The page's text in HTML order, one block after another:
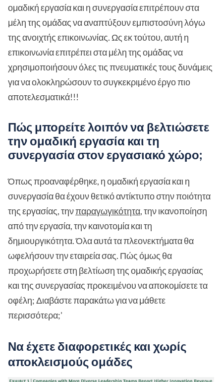
ομαδική εργασία και η συνεργασία επιτρέπουν στα
μέλη της ομάδας να αναπτύξουν εμπιστοσύνη λόγω
της ανοιχτής επικοινωνίας. Ως εκ τούτου, αυτή η
επικοινωνία επιτρέπει στα μέλη της ομάδας να
χρησιμοποιήσουν όλες τις πνευματικές τους δυνάμεις
για να ολοκληρώσουν το συγκεκριμένο έργο πιο
αποτελεσματικά!!!
Πώς μπορείτε λοιπόν να βελτιώσετε
την ομαδική εργασία και τη
συνεργασία στον εργασιακό χώρο;
Όπως προαναφέρθηκε, η ομαδική εργασία και η
συνεργασία θα έχουν θετικό αντίκτυπο στην ποιότητα
της εργασίας, τηνπαραγωγικότητα, την ικανοποίηση
από την εργασία, την καινοτομία και τη
δημιουργικότητα. Όλα αυτά τα πλεονεκτήματα θα
ωφελήσουν την εταιρεία σας. Πώς όμως θα
προχωρήσετε στη βελτίωση της ομαδικής εργασίας
και της συνεργασίας προκειμένου να αποκομίσετε τα
οφέλη; Διαβάστε παρακάτω για να μάθετε
περισσότερα;'
Να έχετε διαφορετικές και χωρίς
αποκλεισμούς ομάδες